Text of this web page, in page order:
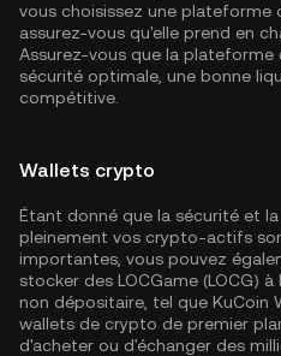
vous choisissez une plateforme
assurez-vous qu'elle prend en
Assurez-vous que la plateforme
sécurité optimale, une bonne
compétitive.
Wallets crypto
Étant donné que la sécurité et
pleinement vos crypto-actifs
importantes, vous pouvez
stocker des LOCGame (LOCG)
non dépositaire, tel que KuCoin
wallets de crypto de premier
d'acheter ou d'échanger des